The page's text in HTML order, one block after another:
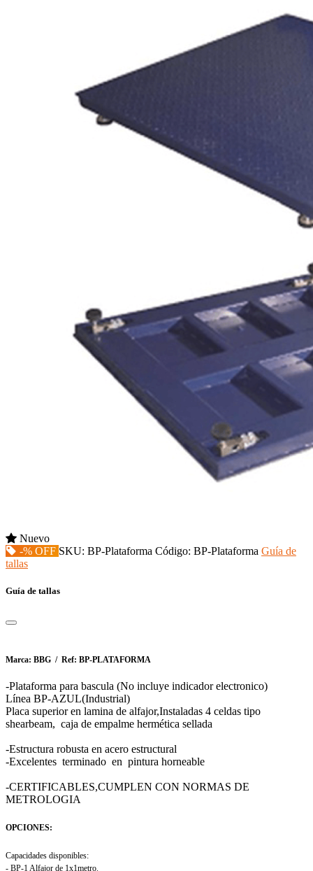
Nuevo
-% OFF SKU: BP-Plataforma Código: BP-Plataforma Guía de
tallas
Guía de tallas
Marca: BBG / Ref: BP-PLATAFORMA
-Plataforma para bascula (No incluye indicador electronico)
Línea BP-AZUL(Industrial)
Placa superior en lamina de alfajor,Instaladas 4 celdas tipo
shearbeam, caja de empalme hermética sellada
-Estructura robusta en acero estructural
-Excelentes terminado en pintura horneable
-CERTIFICABLES,CUMPLEN CON NORMAS DE
METROLOGIA
OPCIONES:
Capacidades disponibles:
- BP-1 Alfajor de 1x1metro.